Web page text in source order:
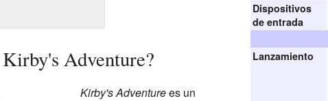
Dispositivos
de entrada
Lanzamiento
Kirby's Adventure?
Kirby's Adventurees un